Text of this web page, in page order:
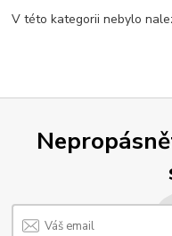
V této kategorii nebylo